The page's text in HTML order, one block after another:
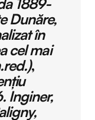
Dunăre,
în
cel mai
,
Inginer,